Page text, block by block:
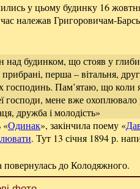
у цьому будинку 16
належав Григоровичам-
над будинком, що стояв у
перша – вітальня,
господинь. Пам’ятаю, що коли
господи, мене вже охоплювало
дружба і молодість»
«Одинак», закінчила поему «
. Тут 13 січня 1894 р.
повернулась до Колодяжного.